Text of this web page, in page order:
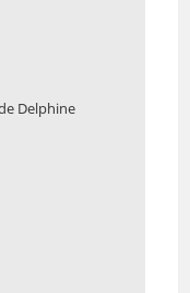
Delphine